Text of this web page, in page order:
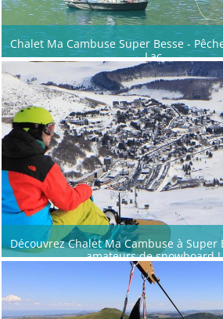
Chalet Ma Cambuse Super Besse -
Lac
Découvrez Chalet Ma Cambuse à Super
amateurs de snowboard !